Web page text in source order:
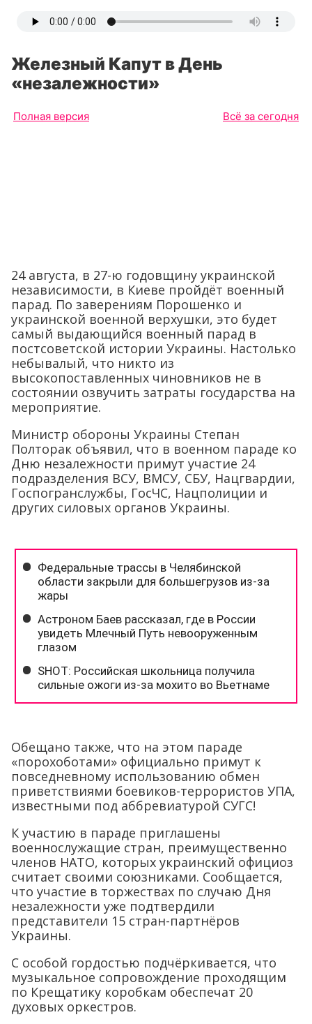
Железный Капут в День
«незалежности»
Полная версия Всё за сегодня
24 августа, в 27-ю годовщину украинской
независимости, в Киеве пройдёт военный
парад. По заверениям Порошенко и
украинской военной верхушки, это будет
самый выдающийся военный парад в
постсоветской истории Украины. Настолько
небывалый, что никто из
высокопоставленных чиновников не в
состоянии озвучить затраты государства на
мероприятие.
Министр обороны Украины Степан
Полторак объявил, что в военном параде ко
Дню незалежности примут участие 24
подразделения ВСУ, ВМСУ, СБУ, Нацгвардии,
Госпогранслужбы, ГосЧС, Нацполиции и
других силовых органов Украины.
Обещано также, что на этом параде
«порохоботами» официально примут к
повседневному использованию обмен
приветствиями боевиков-террористов УПА,
известными под аббревиатурой СУГС!
К участию в параде приглашены
военнослужащие стран, преимущественно
членов НАТО, которых украинский официоз
считает своими союзниками. Сообщается,
что участие в торжествах по случаю Дня
незалежности уже подтвердили
представители 15 стран-партнёров
Украины.
С особой гордостью подчёркивается, что
музыкальное сопровождение проходящим
по Крещатику коробкам обеспечат 20
духовых оркестров.